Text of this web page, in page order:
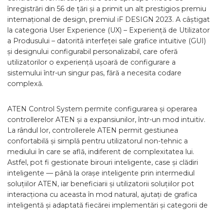
înregistrări din 56 de țări și a primit un alt prestigios premiu
internațional de design, premiul iF DESIGN 2023. A câștigat
la categoria User Experience (UX) – Experiență de Utilizator
a Produsului – datorită interfeței sale grafice intuitive (GUI)
și designului configurabil personalizabil, care oferă
utilizatorilor o experiență ușoară de configurare a
sistemului într-un singur pas, fără a necesita codare
complexă.
ATEN Control System permite configurarea și operarea
controllerelor ATEN și a expansiunilor, într-un mod intuitiv.
La rândul lor, controllerele ATEN permit gestiunea
confortabilă și simplă pentru utilizatorul non-tehnic a
mediului în care se află, indiferent de complexitatea lui.
Astfel, pot fi gestionate birouri inteligente, case și clădiri
inteligente — până la orașe inteligente prin intermediul
soluțiilor ATEN, iar beneficiarii și utilizatorii soluțiilor pot
interacționa cu aceasta în mod natural, ajutați de grafica
inteligentă și adaptată fiecărei implementări și categorii de